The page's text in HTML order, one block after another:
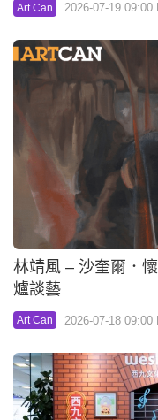
Art Can 2026-07-19 09:00
林靖風 – 沙奎爾．
爐談藝
Art Can 2026-07-18 09:00